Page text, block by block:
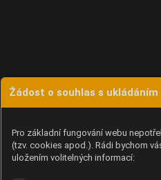
Žádost o souhlas s
Pro základní fungování webu
(tzv. cookies apod.). Rádi bychom
uložením volitelných informací: